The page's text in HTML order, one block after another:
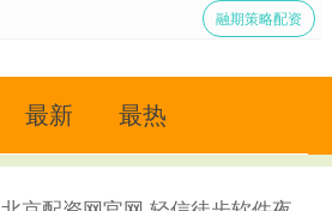
融期策略配资
最新 最热